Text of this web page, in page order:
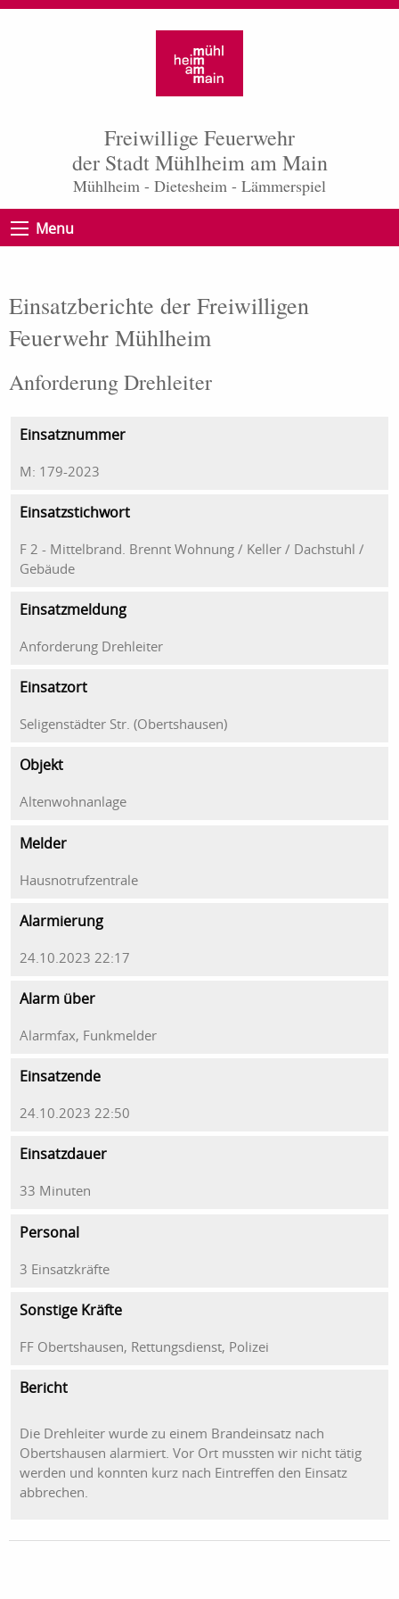
Freiwillige Feuerwehr
der Stadt Mühlheim am Main
Mühlheim - Dietesheim - Lämmerspiel
Menu
Einsatzberichte der Freiwilligen
Feuerwehr Mühlheim
Anforderung Drehleiter
Einsatznummer
M: 179-2023
Einsatzstichwort
F 2 - Mittelbrand. Brennt Wohnung / Keller / Dachstuhl /
Gebäude
Einsatzmeldung
Anforderung Drehleiter
Einsatzort
Seligenstädter Str. (Obertshausen)
Objekt
Altenwohnanlage
Melder
Hausnotrufzentrale
Alarmierung
24.10.2023 22:17
Alarm über
Alarmfax, Funkmelder
Einsatzende
24.10.2023 22:50
Einsatzdauer
33 Minuten
Personal
3 Einsatzkräfte
Sonstige Kräfte
FF Obertshausen, Rettungsdienst, Polizei
Bericht
Die Drehleiter wurde zu einem Brandeinsatz nach
Obertshausen alarmiert. Vor Ort mussten wir nicht tätig
werden und konnten kurz nach Eintreffen den Einsatz
abbrechen.